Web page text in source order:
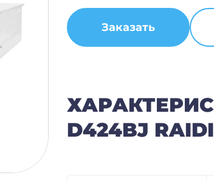
Заказать
D424BJ